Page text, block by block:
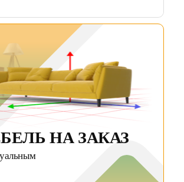
НА ЗАКАЗ